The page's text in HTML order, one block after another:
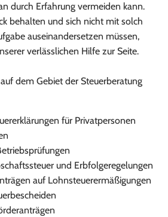
durch Erfahrung vermeiden kann.
behalten und sich nicht mit solch
auseinandersetzen müssen,
verlässlichen Hilfe zur Seite.
dem Gebiet der Steuerberatung
für Privatpersonen
und Erbfolgeregelungen
auf Lohnsteuerermäßigungen